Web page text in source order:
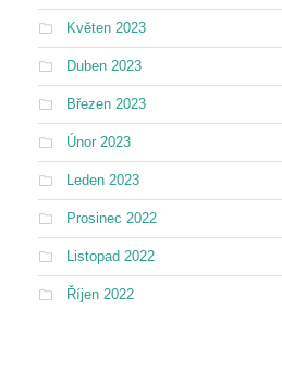
Květen 2023
Duben 2023
Březen 2023
Únor 2023
Leden 2023
Prosinec 2022
Listopad 2022
Říjen 2022